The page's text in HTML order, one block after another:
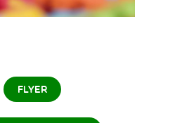
FLYER